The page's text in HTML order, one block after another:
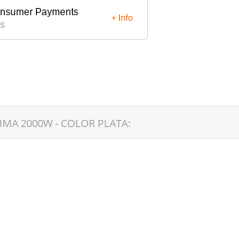
+ Info
2000W - COLOR PLATA: